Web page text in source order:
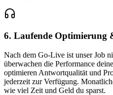
6. Laufende Optimierung
Nach dem Go-Live ist unser Job
überwachen die Performance
optimieren Antwortqualität und
jederzeit zur Verfügung.
wie viel Zeit und Geld du sparst.